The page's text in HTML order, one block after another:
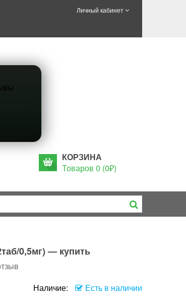
Личный кабинет
КОРЗИНА
Товаров 0 (0₽)
0,5мг) — купить
Наличие: Есть в наличии